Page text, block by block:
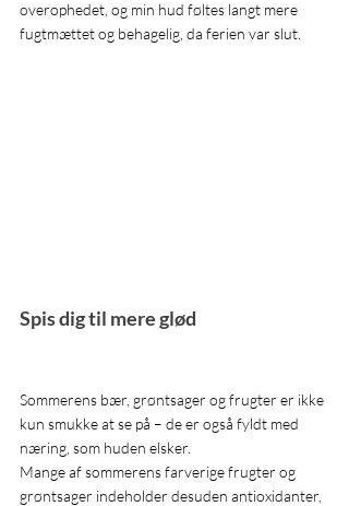
overophedet, og min hud føltes langt mere
fugtmættet og behagelig, da ferien var slut.
Spis dig til mere glød
Sommerens bær, grøntsager og frugter er ikke
kun smukke at se på – de er også fyldt med
næring, som huden elsker.
Mange af sommerens farverige frugter og
grøntsager indeholder desuden antioxidanter,